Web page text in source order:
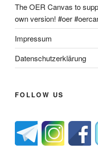
The OER Canvas to
own version! #oer
Impressum
Datenschutzerklärung
FOLLOW US